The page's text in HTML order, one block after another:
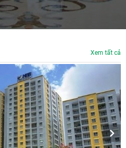
Xem tất cả